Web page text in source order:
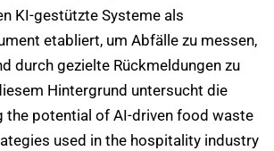
KI-gestützte Systeme als
etabliert, um Abfälle zu messen,
durch gezielte Rückmeldungen zu
Hintergrund untersucht die
the potential of AI-driven food waste
used in the hospitality industry